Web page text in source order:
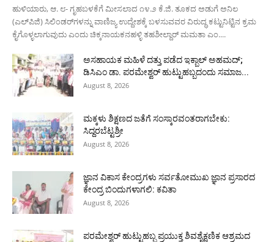
ಹುಳಿಯಾರು, ಆ. ೮- ಗೃಹಬಳಕೆಗೆ ಮೀಸಲಾದ ೧೪.೨ ಕೆ.ಜಿ. ತೂಕದ ಅಡುಗೆ ಅನಿಲ
(ಎಲ್‌ಪಿಜಿ) ಸಿಲಿಂಡರ್‌ಗಳನ್ನು ವಾಣಿಜ್ಯ ಉದ್ದೇಶಕ್ಕೆ ಬಳಸುವವರ ವಿರುದ್ಧ ಕಟ್ಟುನಿಟ್ಟಿನ ಕ್ರಮ
ಕೈಗೊಳ್ಳಲಾಗುವುದು ಎಂದು ಚಿಕ್ಕನಾಯಕನಹಳ್ಳಿ ತಹಶೀಲ್ದಾರ್ ಮಮತಾ ಎಂ....
ಅಸಹಾಯಕ ಮಹಿಳೆ ದತ್ತು ಪಡೆದ ಇಕ್ಬಾಲ್ ಅಹಮದ್;
ಡಿಸಿಎಂ ಡಾ. ಪರಮೇಶ್ವರ್ ಹುಟ್ಟುಹಬ್ಬದಂದು ಸಮಾಜ...
August 8, 2026
ಮಕ್ಕಳು ಶಿಕ್ಷಣದ ಜತೆಗೆ ಸಂಸ್ಕಾರವಂತರಾಗಬೇಕು:
ಸಿದ್ದರಬೆಟ್ಟಶ್ರೀ
August 8, 2026
ಜ್ಞಾನ ವಿಕಾಸ ಕೇಂದ್ರಗಳು ಸರ್ವತೋಮುಖ ಜ್ಞಾನ ಪ್ರಸಾರದ
ಕೇಂದ್ರ ಬಿಂದುಗಳಾಗಲಿ: ಕವಿತಾ
August 8, 2026
ಪರಮೇಶ್ವರ್ ಹುಟ್ಟುಹಬ್ಬ ಪ್ರಯುಕ್ತ ಶಿವಶೈಕ್ಷಣಿಕ ಆಶ್ರಮದ